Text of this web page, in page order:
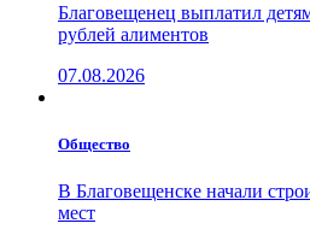
Благовещенец выплатил
рублей алиментов
07.08.2026
Общество
В Благовещенске начали
мест